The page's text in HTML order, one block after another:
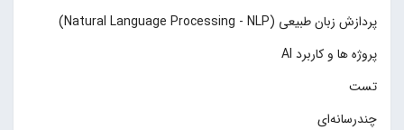
پردازش زبان طبیعی (Natural Language Processing - NLP)
پروژه ها و کاربرد AI
تست
چند‌‌رسانه‌ای